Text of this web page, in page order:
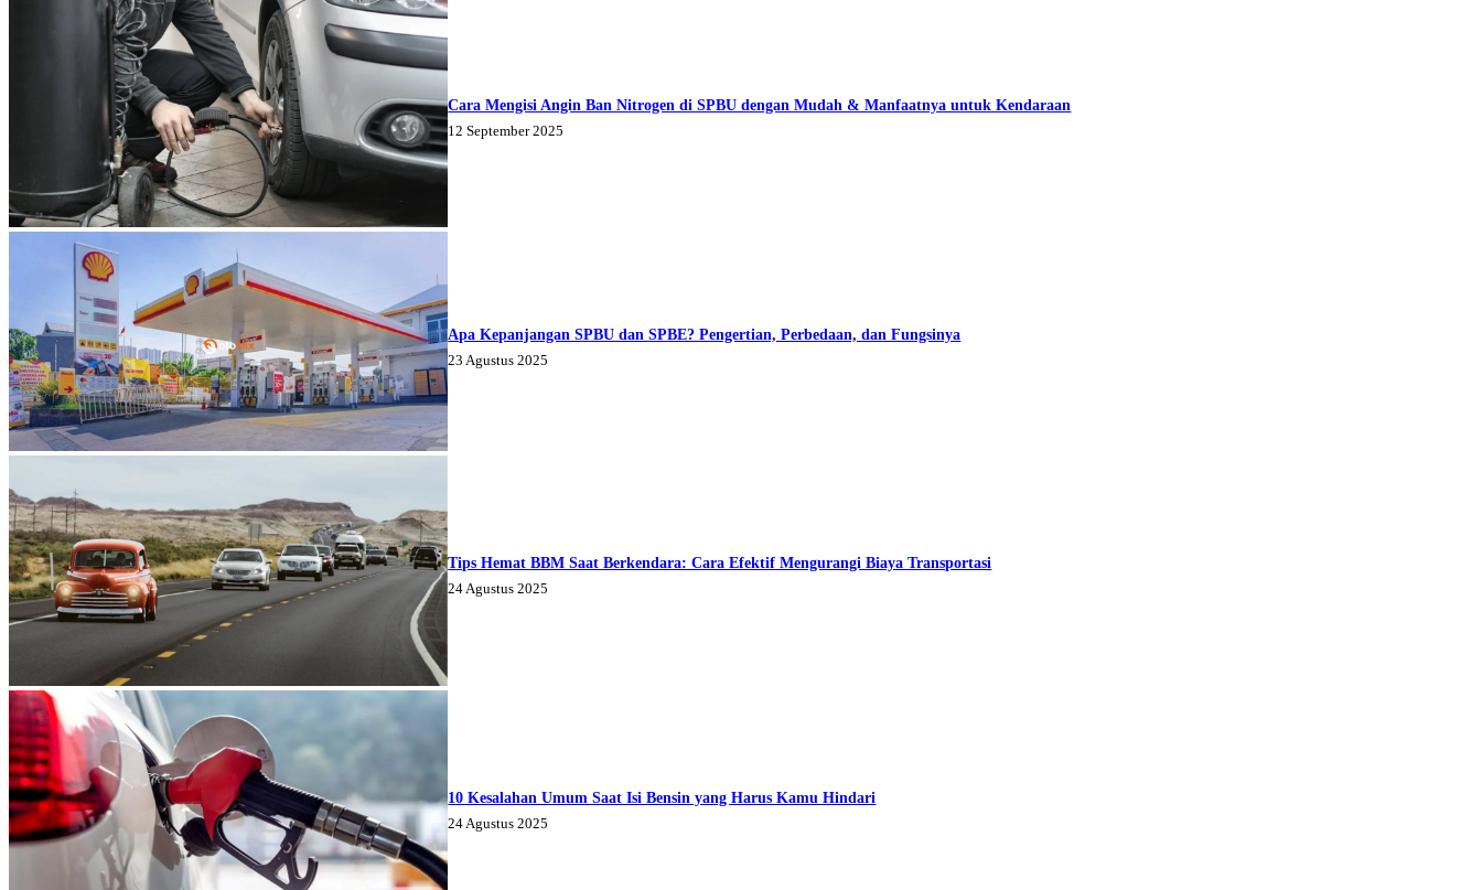
Cara Mengisi Angin Ban Nitrogen di SPBU dengan Mudah & Manfaatnya untuk Kendaraan
12 September 2025
Apa Kepanjangan SPBU dan SPBE? Pengertian, Perbedaan, dan Fungsinya
23 Agustus 2025
Tips Hemat BBM Saat Berkendara: Cara Efektif Mengurangi Biaya Transportasi
24 Agustus 2025
10 Kesalahan Umum Saat Isi Bensin yang Harus Kamu Hindari
24 Agustus 2025